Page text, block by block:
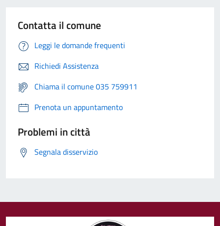
Contatta il comune
Leggi le domande frequenti
Richiedi Assistenza
Chiama il comune 035 759911
Prenota un appuntamento
Problemi in città
Segnala disservizio